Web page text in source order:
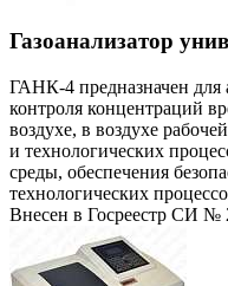
Газоанализатор
ГАНК-4 предназначен для
контроля концентраций
воздухе, в воздухе
и технологических
среды, обеспечения
технологических
Внесен в Госреестр СИ №